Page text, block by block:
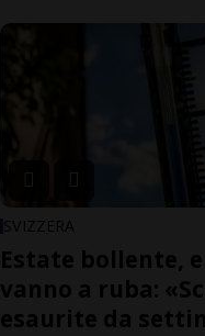
SVIZZERA
Estate bollente,
vanno a ruba:
esaurite da